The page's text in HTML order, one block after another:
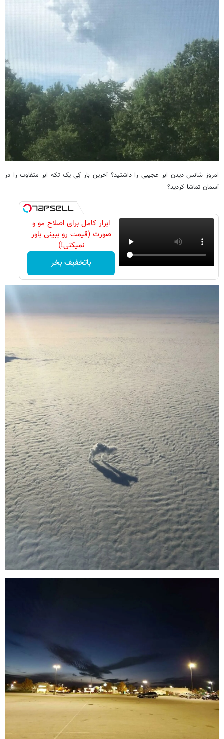
امروز شانس دیدن ابر عجیبی را داشتید؟ آخرین بار کِی یک تکه ابر متفاوت را در
آسمان تماشا کردید؟
ابزار کامل برای اصلاح مو و
صورت (قیمت رو ببینی باور
نمیکنی!)
باتخفیف بخر